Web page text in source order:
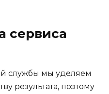
сервиса
службы мы уделяем
результата, поэтому